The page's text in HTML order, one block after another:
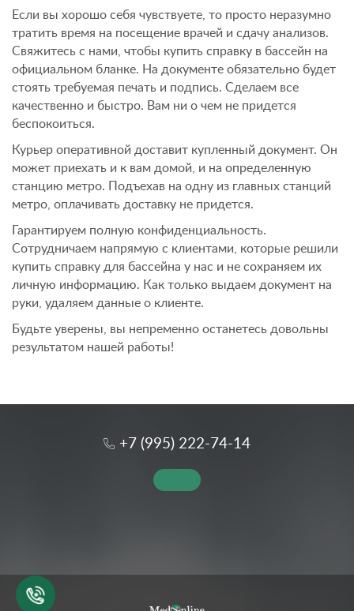
Если вы хорошо себя чувствуете, то просто неразумно
тратить время на посещение врачей и сдачу анализов.
Свяжитесь с нами, чтобы купить справку в бассейн на
официальном бланке. На документе обязательно будет
стоять требуемая печать и подпись. Сделаем все
качественно и быстро. Вам ни о чем не придется
беспокоиться.
Курьер оперативной доставит купленный документ. Он
может приехать и к вам домой, и на определенную
станцию метро. Подъехав на одну из главных станций
метро, оплачивать доставку не придется.
Гарантируем полную конфиденциальность.
Сотрудничаем напрямую с клиентами, которые решили
купить справку для бассейна у нас и не сохраняем их
личную информацию. Как только выдаем документ на
руки, удаляем данные о клиенте.
Будьте уверены, вы непременно останетесь довольны
результатом нашей работы!
+7 (995) 222-74-14